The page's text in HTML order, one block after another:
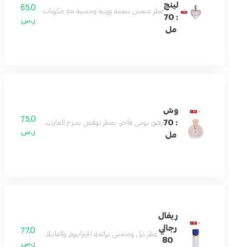
لينج
: 70
مل
عطر منعش بنغمة وردية وخشبية مع مكونات علوية من65.0
ر.س
وش
: 70
مل
رفيق يومي فاخر، بعطر توقيعي يمزج الغاردينيا واليوسفي
75.0
ر.س
ريفال
رجالي
80
عطر ذكي ومنعش برائحة الجيرانيوم والفانيلا، مع
77.0
ر.س